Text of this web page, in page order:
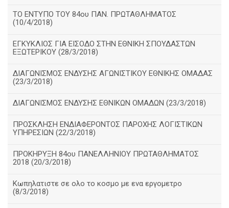
ΤΟ ΕΝΤΥΠΟ ΤΟΥ 84ου ΠΑΝ. ΠΡΩΤΑΘΛΗΜΑΤΟΣ
(10/4/2018)
ΕΓΚΥΚΛΙΟΣ ΓΙΑ ΕΙΣΟΔΟ ΣΤΗΝ ΕΘΝΙΚΗ ΣΠΟΥΔΑΣΤΩΝ
ΕΞΩΤΕΡΙΚΟΥ (28/3/2018)
ΔΙΑΓΩΝΙΣΜΟΣ ΕΝΔΥΣΗΣ ΑΓΩΝΙΣΤΙΚΟΥ ΕΘΝΙΚΗΣ ΟΜΑΔΑΣ
(23/3/2018)
ΔΙΑΓΩΝΙΣΜΟΣ ΕΝΔΥΣΗΣ ΕΘΝΙΚΩΝ ΟΜΑΔΩΝ (23/3/2018)
ΠΡΟΣΚΛΗΣΗ ΕΝΔΙΑΦΕΡΟΝΤΟΣ ΠΑΡΟΧΗΣ ΛΟΓΙΣΤΙΚΩΝ
ΥΠΗΡΕΣΙΩΝ (22/3/2018)
ΠΡΟΚΗΡΥΞΗ 84ου ΠΑΝΕΛΛΗΝΙΟΥ ΠΡΩΤΑΘΛΗΜΑΤΟΣ
2018 (20/3/2018)
Κωπηλατιστε σε ολο το κοσμο με ενα εργομετρο
(8/3/2018)